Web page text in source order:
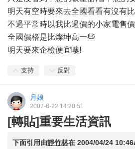
明天有空時要來去全國看看有沒有
不過平常時以我比過價的小家電售
全國價格是比燦坤高一些
明天要來企檢便宜嘍!
支持 反對
月娘
2007-6-22 14:20:51
[轉貼]重要生活資訊
下面引用由靜竹林在 2004/04/24